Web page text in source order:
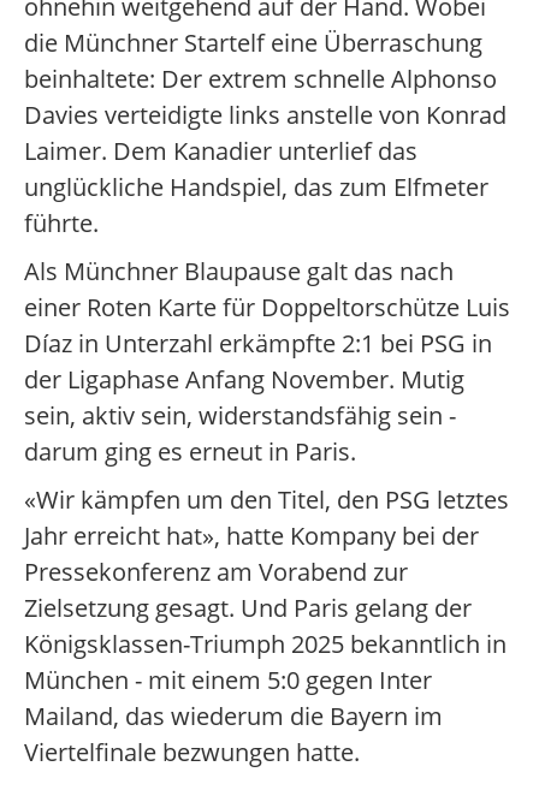
ohnehin weitgehend auf der Hand. Wobei
die Münchner Startelf eine Überraschung
beinhaltete: Der extrem schnelle Alphonso
Davies verteidigte links anstelle von Konrad
Laimer. Dem Kanadier unterlief das
unglückliche Handspiel, das zum Elfmeter
führte.
Als Münchner Blaupause galt das nach
einer Roten Karte für Doppeltorschütze Luis
Díaz in Unterzahl erkämpfte 2:1 bei PSG in
der Ligaphase Anfang November. Mutig
sein, aktiv sein, widerstandsfähig sein -
darum ging es erneut in Paris.
«Wir kämpfen um den Titel, den PSG letztes
Jahr erreicht hat», hatte Kompany bei der
Pressekonferenz am Vorabend zur
Zielsetzung gesagt. Und Paris gelang der
Königsklassen-Triumph 2025 bekanntlich in
München - mit einem 5:0 gegen Inter
Mailand, das wiederum die Bayern im
Viertelfinale bezwungen hatte.